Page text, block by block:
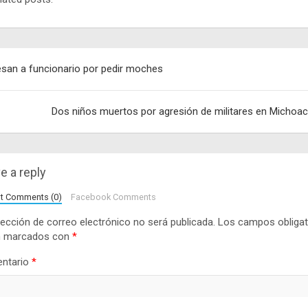
a funcionario por pedir moches
Dos niños muertos por agresión de militares en
a reply
Comments (0) Facebook Comments
de correo electrónico no será publicada. Los campos
marcados con *
*